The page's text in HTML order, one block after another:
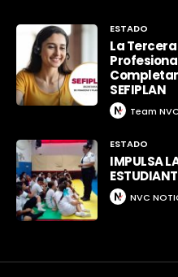
ESTADO
La
SEFIPLAN
Team NVC
ESTADO
IMPULSA
NVC